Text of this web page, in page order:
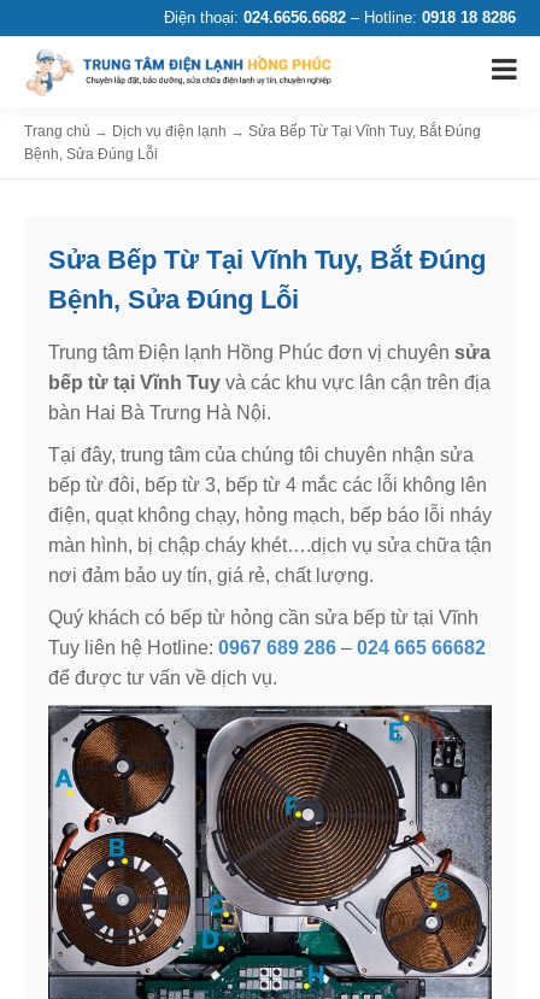
Điện thoại: 024.6656.6682 – Hotline: 0918 18 8286
Trang chủ → Dịch vụ điện lạnh → Sửa Bếp Từ Tại Vĩnh Tuy, Bắt Đúng
Bệnh, Sửa Đúng Lỗi
Sửa Bếp Từ Tại Vĩnh Tuy, Bắt Đúng
Bệnh, Sửa Đúng Lỗi
Trung tâm Điện lạnh Hồng Phúc đơn vị chuyên sửa
bếp từ tại Vĩnh Tuy và các khu vực lân cận trên địa
bàn Hai Bà Trưng Hà Nội.
Tại đây, trung tâm của chúng tôi chuyên nhận sửa
bếp từ đôi, bếp từ 3, bếp từ 4 mắc các lỗi không lên
điện, quạt không chạy, hỏng mạch, bếp báo lỗi nháy
màn hình, bị chập cháy khét….dịch vụ sửa chữa tận
nơi đảm bảo uy tín, giá rẻ, chất lượng.
Quý khách có bếp từ hỏng cần sửa bếp từ tại Vĩnh
Tuy liên hệ Hotline: 0967 689 286 – 024 665 66682
để được tư vấn về dịch vụ.